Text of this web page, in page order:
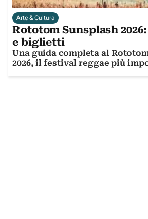
Arte & Cultura
Rototom Sunsplash
e biglietti
Una guida completa al
2026, il festival reggae più